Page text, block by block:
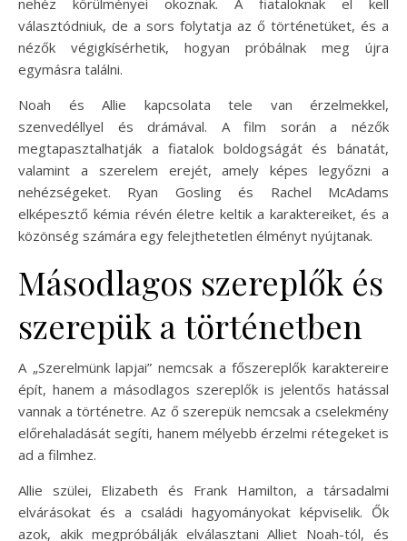
választódniuk, de a sors folytatja az ő történetüket, és a
nézők végigkísérhetik, hogyan próbálnak meg újra
egymásra találni.
Noah és Allie kapcsolata tele van érzelmekkel,
szenvedéllyel és drámával. A film során a nézők
megtapasztalhatják a fiatalok boldogságát és bánatát,
valamint a szerelem erejét, amely képes legyőzni a
nehézségeket. Ryan Gosling és Rachel McAdams
elképesztő kémia révén életre keltik a karaktereiket, és a
közönség számára egy felejthetetlen élményt nyújtanak.
Másodlagos szereplők és
szerepük a történetben
A „Szerelmünk lapjai” nemcsak a főszereplők karaktereire
épít, hanem a másodlagos szereplők is jelentős hatással
vannak a történetre. Az ő szerepük nemcsak a cselekmény
előrehaladását segíti, hanem mélyebb érzelmi rétegeket is
ad a filmhez.
Allie szülei, Elizabeth és Frank Hamilton, a társadalmi
elvárásokat és a családi hagyományokat képviselik. Ők
azok, akik megpróbálják elválasztani Alliet Noah-tól, és